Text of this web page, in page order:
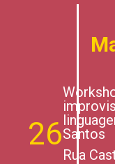
26Santos
Rua